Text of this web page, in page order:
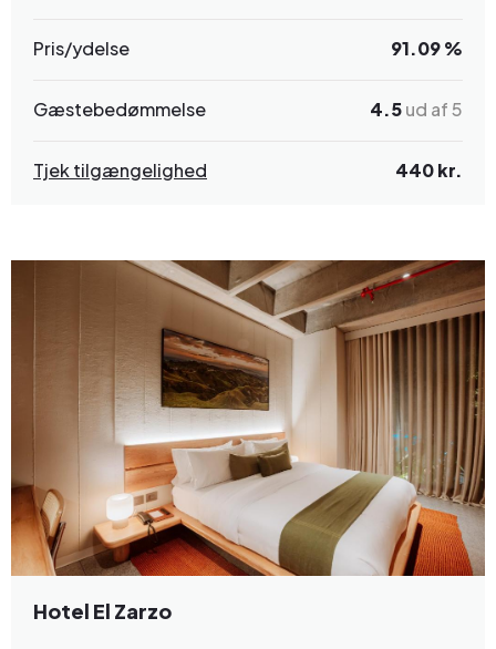
Pris/ydelse 91.09 %
Gæstebedømmelse 4.5ud af 5
Tjek tilgængelighed 440 kr.
Hotel El Zarzo